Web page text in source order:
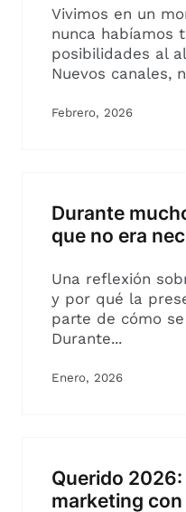
Vivimos en un
nunca habíamos
posibilidades al
Nuevos canales,
Febrero, 2026
Durante
que no era
Una reflexión
y por qué la
parte de cómo
Durante...
Enero, 2026
Querido
marketing